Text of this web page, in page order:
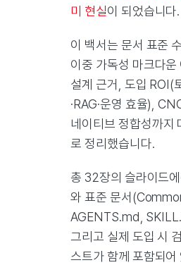
미 현실이 되었습니다.
이 백서는 문서 표준
이중 가독성 마크다운
설계 근거, 도입 ROI(
·RAG·운영 효율),
네이티브 정합성까지
로 정리했습니다.
총 32장의 슬라이드
와 표준 문서
AGENTS.md,
그리고 실제 도입 시
스트가 함께 포함되어